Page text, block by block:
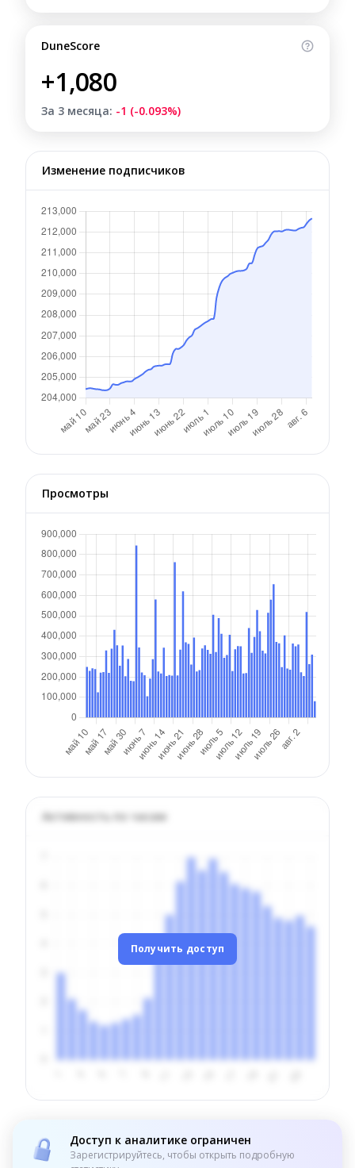
DuneScore
+1,080
За 3 месяца: -1 (-0.093%)
Изменение подписчиков
Просмотры
Активность по часам
Получить доступ
Доступ к аналитике ограничен
Зарегистрируйтесь, чтобы открыть подробную